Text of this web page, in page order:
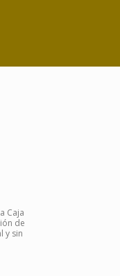
Caja
de
y sin